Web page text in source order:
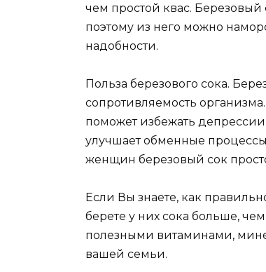
чем простой квас. Березовый
поэтому из него можно
надобности.
Польза березового сока.
сопротивляемость
поможет избежать
улучшает обменные
женщин березовый сок
Если Вы знаете, как
берете у них сока больше,
полезными витаминами,
вашей семьи.